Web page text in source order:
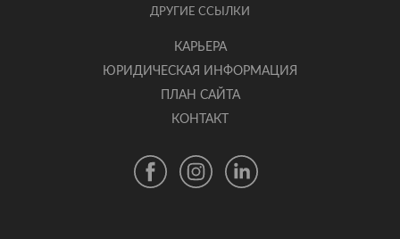
ДРУГИЕ ССЫЛКИ
КАРЬЕРА
ЮРИДИЧЕСКАЯ ИНФОРМАЦИЯ
ПЛАН САЙТА
КОНТАКТ